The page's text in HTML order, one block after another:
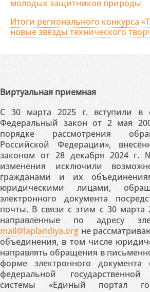
молодых защитников природы
Итоги регионального конкурса
новые звёзды технического
Виртуальная приемная
С 30 марта 2025 г. вступили в
Федеральный закон от 2 мая
порядке рассмотрения
Российской Федерации»,
законом от 28 декабря 2024
изменения исключили
гражданами и их
юридическими лицами,
электронного документа
почты. В связи с этим с 30 марта
направленные по адресу
mail@laplandiya.org не
объединения, в том числе
направлять обращения в
форме электронного документа
федеральной
системы «Единый портал